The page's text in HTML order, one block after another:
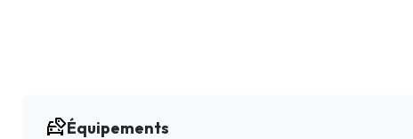
Équipements